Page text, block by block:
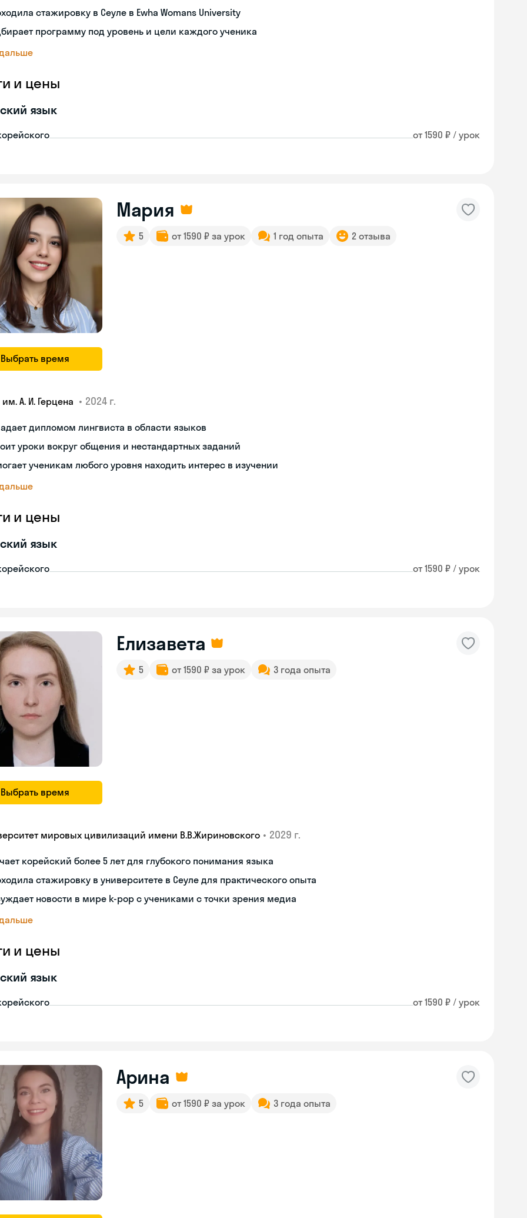
стажировку в Сеуле в Ewha Womans University
программу под уровень и цели каждого ученика
и цены
язык
от 1590 ₽ / урок
Выбрать время
Мария
5 от 1590 ₽ за урок 1 год опыта 2 отзыва
им. А. И. Герцена • 2024 г.
дипломом лингвиста в области языков
уроки вокруг общения и нестандартных заданий
ученикам любого уровня находить интерес в изучении
и цены
язык
от 1590 ₽ / урок
Выбрать время
Елизавета
5 от 1590 ₽ за урок 3 года опыта
мировых цивилизаций имени В.В.Жириновского • 2029 г.
корейский более 5 лет для глубокого понимания языка
стажировку в университете в Сеуле для практического опыта
новости в мире k-pop с учениками с точки зрения медиа
и цены
язык
от 1590 ₽ / урок
Арина
5 от 1590 ₽ за урок 3 года опыта